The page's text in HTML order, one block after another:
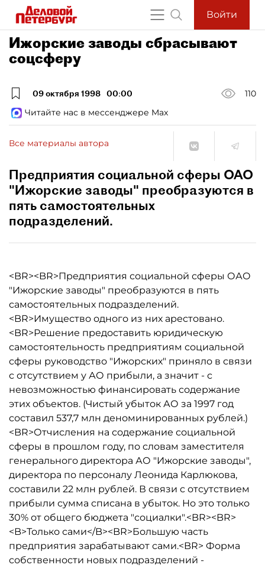
Войти
Ижорские заводы сбрасывают
соцсферу
09 октября 1998 00:00
110
Читайте нас в мессенджере Max
Все материалы автора
Предприятия социальной сферы ОАО
"Ижорские заводы" преобразуются в
пять самостоятельных
подразделений.
<BR><BR>Предприятия социальной сферы ОАО
"Ижорские заводы" преобразуются в пять
самостоятельных подразделений.
<BR>Имущество одного из них арестовано.
<BR>Решение предоставить юридическую
самостоятельность предприятиям социальной
сферы руководство "Ижорских" приняло в связи
с отсутствием у АО прибыли, а значит - с
невозможностью финансировать содержание
этих объектов. (Чистый убыток АО за 1997 год
составил 537,7 млн деноминированных рублей.)
<BR>Отчисления на содержание социальной
сферы в прошлом году, по словам заместителя
генерального директора АО "Ижорские заводы",
директора по персоналу Леонида Карлюкова,
составили 22 млн рублей. В связи с отсутствием
прибыли сумма списана в убыток. Но это только
30% от общего бюджета "социалки".<BR><BR>
<B>Только сами</B><BR>Большую часть
предприятия зарабатывают сами.<BR> Форма
собственности новых подразделений -